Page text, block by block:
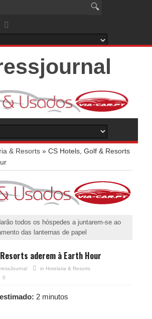
& Resorts » CS Hotels, Golf & Resorts
todos os hóspedes a juntarem-se ao
das lanternas de papel
aderem à Earth Hour
in Hotelaria & Resorts
0
2 minutos